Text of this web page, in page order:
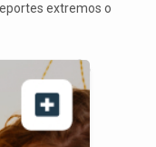
extremos o